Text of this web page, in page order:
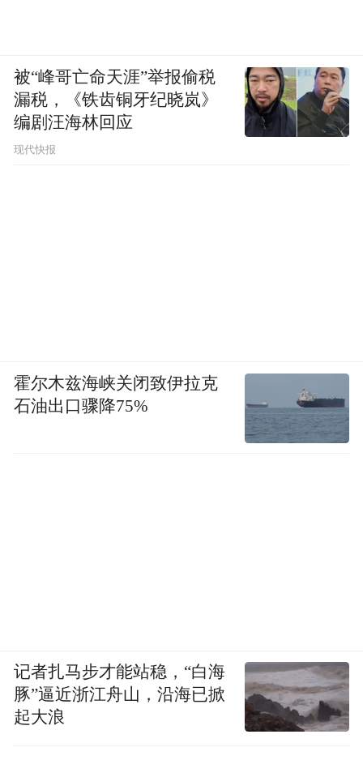
被“峰哥亡命天涯”举报偷税
漏税，《铁齿铜牙纪晓岚》
编剧汪海林回应
现代快报
霍尔木兹海峡关闭致伊拉克
石油出口骤降75%
记者扎马步才能站稳，“白海
豚”逼近浙江舟山，沿海已掀
起大浪